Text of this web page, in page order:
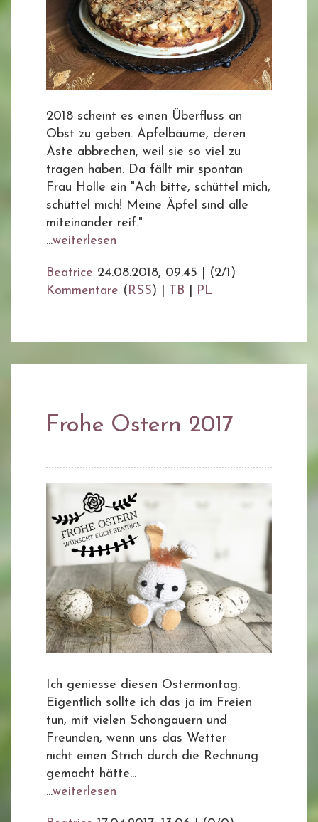
2018 scheint es einen Überfluss an
Obst zu geben. Apfelbäume, deren
Äste abbrechen, weil sie so viel zu
tragen haben. Da fällt mir spontan
Frau Holle ein "Ach bitte, schüttel mich,
schüttel mich! Meine Äpfel sind alle
miteinander reif."
...weiterlesen
Beatrice 24.08.2018, 09.45
(2/1)
Kommentare ( RSS) | TB PL
Frohe Ostern 2017
Ich geniesse diesen Ostermontag.
Eigentlich sollte ich das ja im Freien
tun, mit vielen Schongauern und
Freunden, wenn uns das Wetter
nicht einen Strich durch die Rechnung
gemacht hätte...
...weiterlesen